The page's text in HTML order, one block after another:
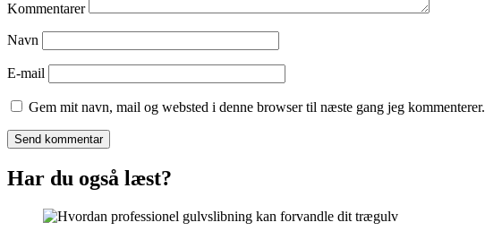
Kommentarer
Navn
E-mail
Gem mit navn, mail og websted i denne browser til næste gang jeg kommenterer.
Har du også læst?